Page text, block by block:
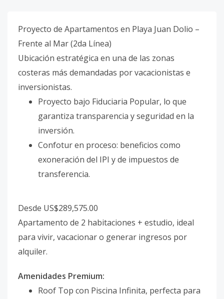
Proyecto de Apartamentos en Playa Juan Dolio –
Frente al Mar (2da Línea)
Ubicación estratégica en una de las zonas
costeras más demandadas por vacacionistas e
inversionistas.
Proyecto bajo Fiduciaria Popular, lo que
garantiza transparencia y seguridad en la
inversión.
Confotur en proceso: beneficios como
exoneración del IPI y de impuestos de
transferencia.
Desde US$289,575.00
Apartamento de 2 habitaciones + estudio, ideal
para vivir, vacacionar o generar ingresos por
alquiler.
Amenidades Premium:
Roof Top con Piscina Infinita, perfecta para